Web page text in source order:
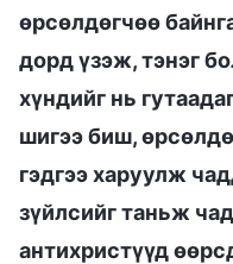
өрсөлдөгчөө
дорд үзэж, тэнэг
хүндийг нь
шигээ биш,
гэдгээ харуулж
зүйлсийг таньж
антихристүүд